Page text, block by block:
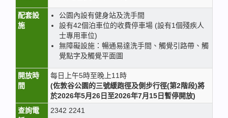
配套設
施
公園內設有健身站及洗手間
設有42個泊車位的收費停車場 (設有1個殘疾人
士專用車位)
無障礙設施：暢通易達洗手間、觸覺引路帶、觸
覺點字及觸覺平面圖
開放時
間
每日上午5時至晚上11時
(佐敦谷公園的三號緩跑徑及側步行徑(第2階段)將
於2026年5月26 日至2026年7月 15 日暫停開放)
查詢電
2342 2241